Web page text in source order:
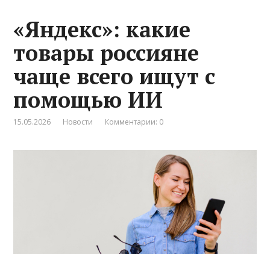
«Яндекс»: какие
товары россияне
чаще всего ищут с
помощью ИИ
15.05.2026 Новости Комментарии: 0